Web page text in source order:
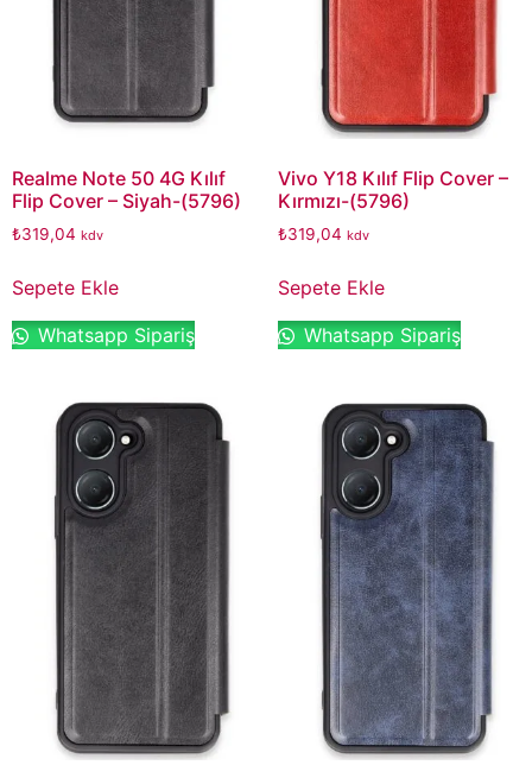
Realme Note 50 4G Kılıf
Flip Cover – Siyah-(5796)
₺319,04 kdv
Sepete Ekle
Whatsapp Sipariş
Vivo Y18 Kılıf Flip Cover –
Kırmızı-(5796)
₺319,04 kdv
Sepete Ekle
Whatsapp Sipariş